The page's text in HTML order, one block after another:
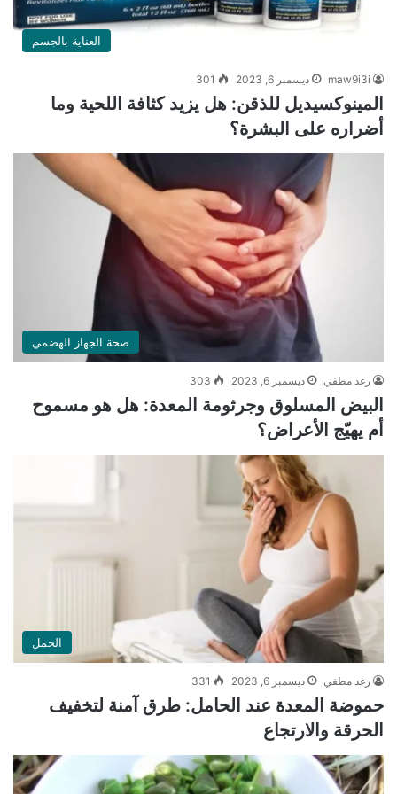
العناية بالجسم
maw9i3i ديسمبر 6, 2023 301
المينوكسيديل للذقن: هل يزيد كثافة اللحية وما
أضراره على البشرة؟
صحة الجهاز الهضمي
رغد مطفي ديسمبر 6, 2023 303
البيض المسلوق وجرثومة المعدة: هل هو مسموح
أم يهيّج الأعراض؟
الحمل
رغد مطفي ديسمبر 6, 2023 331
حموضة المعدة عند الحامل: طرق آمنة لتخفيف
الحرقة والارتجاع